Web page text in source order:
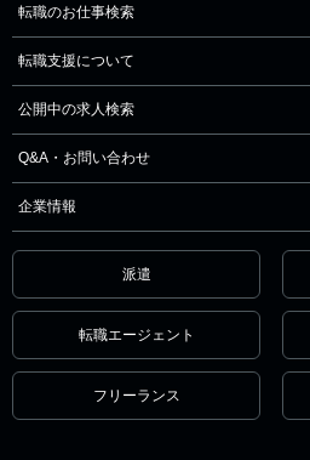
転職のお仕事検索
転職支援について
公開中の求人検索
Q&A・お問い合わせ
企業情報
派遣
転職エージェント
フリーランス